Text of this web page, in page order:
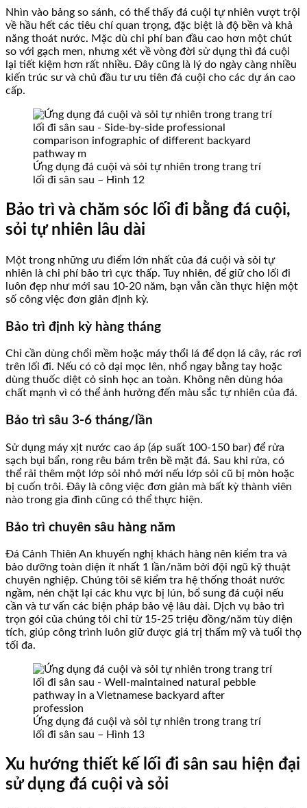
Nhìn vào bảng so sánh, có thể thấy đá cuội tự nhiên vượt trội
về hầu hết các tiêu chí quan trọng, đặc biệt là độ bền và khả
năng thoát nước. Mặc dù chi phí ban đầu cao hơn một chút
so với gạch men, nhưng xét về vòng đời sử dụng thì đá cuội
lại tiết kiệm hơn rất nhiều. Đây cũng là lý do ngày càng nhiều
kiến trúc sư và chủ đầu tư ưu tiên đá cuội cho các dự án cao
cấp.
Ứng dụng đá cuội và sỏi tự nhiên trong trang trí
lối đi sân sau – Hình 12
Bảo trì và chăm sóc lối đi bằng đá cuội,
sỏi tự nhiên lâu dài
Một trong những ưu điểm lớn nhất của đá cuội và sỏi tự
nhiên là chi phí bảo trì cực thấp. Tuy nhiên, để giữ cho lối đi
luôn đẹp như mới sau 10-20 năm, bạn vẫn cần thực hiện một
số công việc đơn giản định kỳ.
Bảo trì định kỳ hàng tháng
Chỉ cần dùng chổi mềm hoặc máy thổi lá để dọn lá cây, rác rơi
trên lối đi. Nếu có cỏ dại mọc lên, nhổ ngay bằng tay hoặc
dùng thuốc diệt cỏ sinh học an toàn. Không nên dùng hóa
chất mạnh vì có thể ảnh hưởng đến màu sắc tự nhiên của đá.
Bảo trì sâu 3-6 tháng/lần
Sử dụng máy xịt nước cao áp (áp suất 100-150 bar) để rửa
sạch bụi bẩn, rong rêu bám trên bề mặt đá. Sau khi rửa, có
thể rải thêm một lớp sỏi nhỏ mới nếu lớp sỏi cũ bị mòn hoặc
bị cuốn trôi. Đây là công việc đơn giản mà bất kỳ thành viên
nào trong gia đình cũng có thể thực hiện.
Bảo trì chuyên sâu hàng năm
Đá Cảnh Thiên An khuyến nghị khách hàng nên kiểm tra và
bảo dưỡng toàn diện ít nhất 1 lần/năm bởi đội ngũ kỹ thuật
chuyên nghiệp. Chúng tôi sẽ kiểm tra hệ thống thoát nước
ngầm, nén chặt lại các khu vực bị lún, bổ sung đá cuội nếu
cần và tư vấn các biện pháp bảo vệ lâu dài. Dịch vụ bảo trì
trọn gói của chúng tôi chỉ từ 15-25 triệu đồng/năm tùy diện
tích, giúp công trình luôn giữ được giá trị thẩm mỹ và tuổi thọ
tối đa.
Ứng dụng đá cuội và sỏi tự nhiên trong trang trí
lối đi sân sau – Hình 13
Xu hướng thiết kế lối đi sân sau hiện đại
sử dụng đá cuội và sỏi